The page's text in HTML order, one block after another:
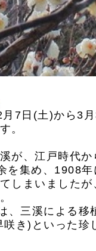
7日(土)から3
。
が、江戸時代
集め、1908
しまいました
、三溪による
き)といった